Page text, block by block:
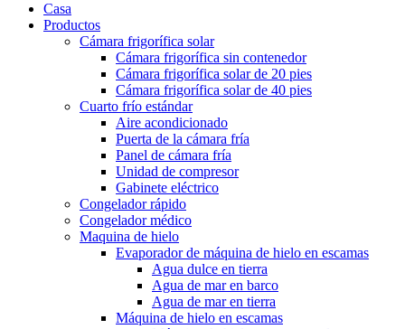
Casa
Productos
Cámara frigorífica solar
Cámara frigorífica sin contenedor
Cámara frigorífica solar de 20 pies
Cámara frigorífica solar de 40 pies
Cuarto frío estándar
Aire acondicionado
Puerta de la cámara fría
Panel de cámara fría
Unidad de compresor
Gabinete eléctrico
Congelador rápido
Congelador médico
Maquina de hielo
Evaporador de máquina de hielo en escamas
Agua dulce en tierra
Agua de mar en barco
Agua de mar en tierra
Máquina de hielo en escamas